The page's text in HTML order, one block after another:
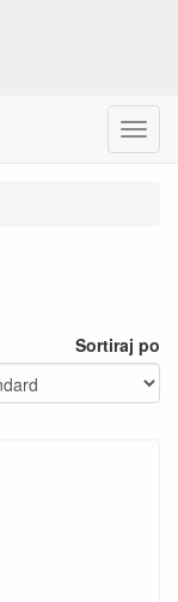
Menu
Sortiraj po